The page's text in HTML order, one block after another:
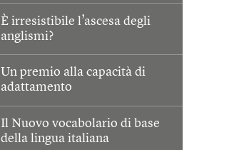
È irresistibile l’ascesa degli
anglismi?
Un premio alla capacità di
adattamento
Il Nuovo vocabolario di base
della lingua italiana